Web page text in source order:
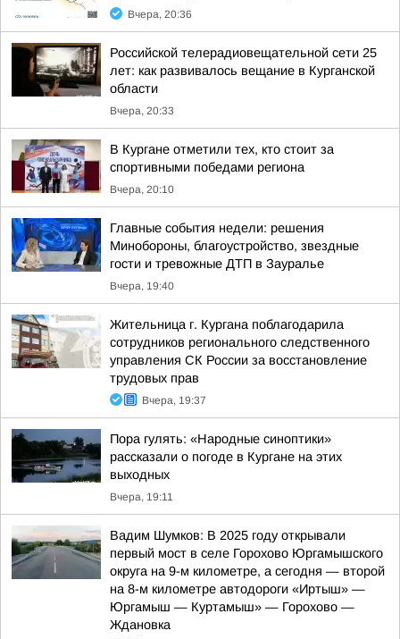
Вчера, 20:36
Российской телерадиовещательной сети 25
лет: как развивалось вещание в Курганской
области
Вчера, 20:33
В Кургане отметили тех, кто стоит за
спортивными победами региона
Вчера, 20:10
Главные события недели: решения
Минобороны, благоустройство, звездные
гости и тревожные ДТП в Зауралье
Вчера, 19:40
Жительница г. Кургана поблагодарила
сотрудников регионального следственного
управления СК России за восстановление
трудовых прав
Вчера, 19:37
Пора гулять: «Народные синоптики»
рассказали о погоде в Кургане на этих
выходных
Вчера, 19:11
Вадим Шумков: В 2025 году открывали
первый мост в селе Горохово Юргамышского
округа на 9-м километре, а сегодня — второй
на 8-м километре автодороги «Иртыш» —
Юргамыш — Куртамыш» — Горохово —
Ждановка